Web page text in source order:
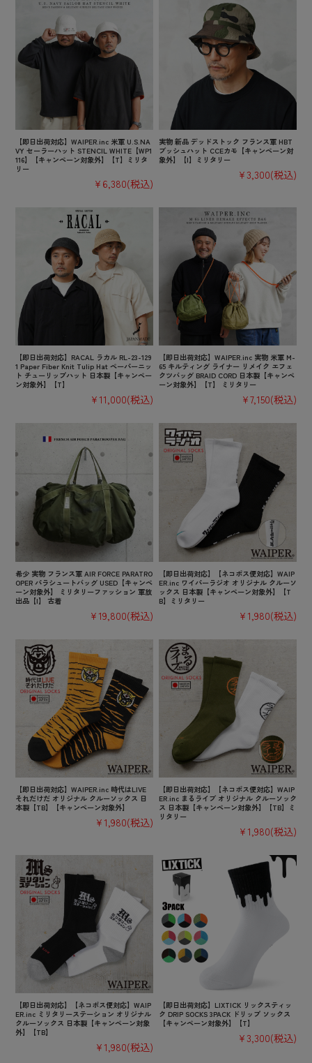
【即日出荷対応】WAIPER.inc 米軍 U.S.NA
VY セーラーハット STENCIL WHITE【WP1
116】【キャンペーン対象外】【T】ミリタ
リー
¥6,380(税込)
実物 新品 デッドストック フランス軍 HBT
ブッシュハット CCEカモ【キャンペーン対
象外】【I】ミリタリー
¥3,300(税込)
【即日出荷対応】RACAL ラカル RL-23-129
1 Paper Fiber Knit Tulip Hat ペーパーニッ
ト チューリップハット 日本製【キャンペー
ン対象外】【T】
¥11,000(税込)
【即日出荷対応】WAIPER.inc 実物 米軍 M-
65 キルティング ライナー リメイク エフェ
クツバッグ BRAID CORD 日本製【キャンペ
ーン対象外】【T】 ミリタリー
¥7,150(税込)
希少 実物 フランス軍 AIR FORCE PARATRO
OPER パラシュートバッグ USED【キャンペ
ーン対象外】 ミリタリーファッション 軍放
出品【I】 古着
¥19,800(税込)
【即日出荷対応】【ネコポス便対応】WAIP
ER.inc ワイパーラジオ オリジナル クルーソ
ックス 日本製【キャンペーン対象外】【T
B】ミリタリー
¥1,980(税込)
【即日出荷対応】WAIPER.inc 時代はLIVE
それだけだ オリジナル クルーソックス 日
本製【TB】【キャンペーン対象外】
¥1,980(税込)
【即日出荷対応】【ネコポス便対応】WAIP
ER.inc まるライブ オリジナル クルーソック
ス 日本製【キャンペーン対象外】【TB】ミ
リタリー
¥1,980(税込)
【即日出荷対応】【ネコポス便対応】WAIP
ER.inc ミリタリーステーション オリジナル
クルーソックス 日本製【キャンペーン対象
外】【TB】
¥1,980(税込)
【即日出荷対応】LIXTICK リックスティッ
ク DRIP SOCKS 3PACK ドリップ ソックス
【キャンペーン対象外】【T】
¥3,300(税込)